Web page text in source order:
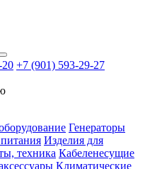
20 +7 (901) 593-29-27
Генераторы
Изделия для
техника Кабеленесущие
Климатические